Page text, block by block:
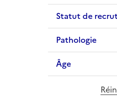
Statut de
Pathologie
Âge